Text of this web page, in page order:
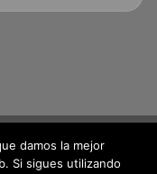
Cash
On
Bank
Transfer
damos la mejor
Si sigues utilizando